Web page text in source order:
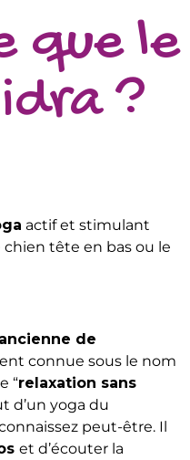
que le
?
actif et stimulant
tête en bas ou le
ancienne de
connue sous le nom
“relaxation sans
d’un yoga du
peut-être. Il
et d’écouter la